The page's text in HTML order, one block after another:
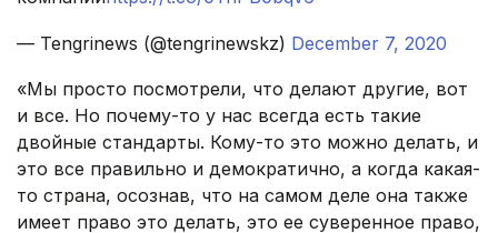
— Tengrinews (@tengrinewskz) December 7, 2020
«Мы просто посмотрели, что делают другие, вот
и все. Но почему-то у нас всегда есть такие
двойные стандарты. Кому-то это можно делать, и
это все правильно и демократично, а когда какая-
то страна, осознав, что на самом деле она также
имеет право это делать, это ее суверенное право,